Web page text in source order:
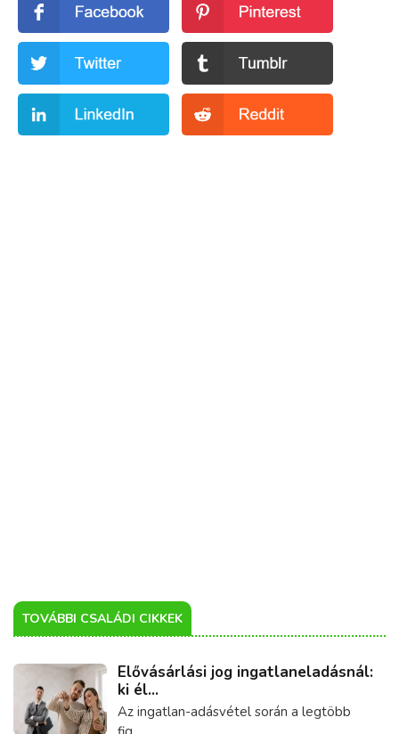
TOVÁBBI CSALÁDI CIKKEK
Elővásárlási jog ingatlaneladásnál:
ki él...
Az ingatlan-adásvétel során a legtöbb